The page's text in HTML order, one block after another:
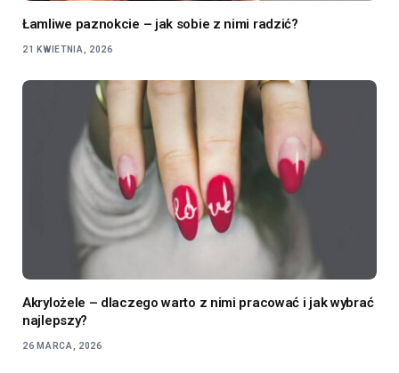
Łamliwe paznokcie – jak sobie z nimi radzić?
21 KWIETNIA, 2026
Akrylożele – dlaczego warto z nimi pracować i jak wybrać
najlepszy?
26 MARCA, 2026